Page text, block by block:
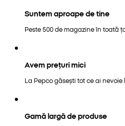
Suntem aproape de tine
Peste 500 de magazine în toată
Avem prețuri mici
La Pepco găsești tot ce ai nevoie
Gamă largă de produse